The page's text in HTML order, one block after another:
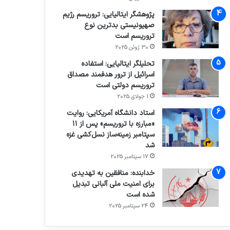
پژوهشگر ایتالیایی: تروریسم رژیم
صهیونیستی بدترین نوع
تروریسم است
30 ژوئن 2025
تحلیلگر ایتالیایی: استفاده
اسرائیل از ترور هدفمند مصداق
تروریسم دولتی است
1 جولای 2025
استاد دانشگاه آمریکایی: روایت
«مبارزه با تروریسم» پس از ۱۱
سپتامبر زمینه‌ساز نسل‌کشی غزه
شد
17 سپتامبر 2025
خدابنده: منافقین به تهدیدی
برای امنیت ملی آلبانی تبدیل
شده است
24 سپتامبر 2025